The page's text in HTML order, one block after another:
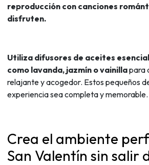
reproducción con canciones
disfruten.
Utiliza difusores de aceites
como lavanda, jazmín o vainillapara
relajante y acogedor. Estos pequeños
experiencia sea completa y memorable.
Crea el ambiente
San Valentín sin salir